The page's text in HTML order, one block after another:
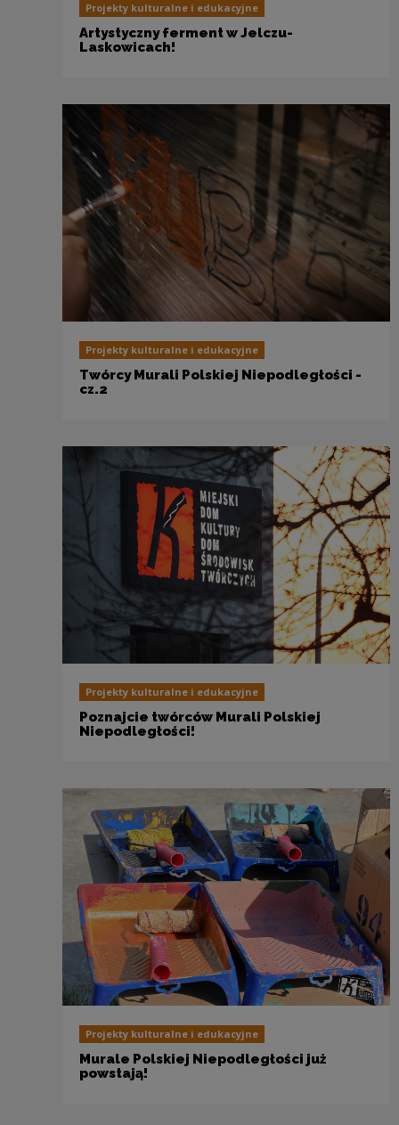
Projekty kulturalne i edukacyjne
Artystyczny ferment w Jelczu-
Laskowicach!
Projekty kulturalne i edukacyjne
Twórcy Murali Polskiej Niepodległości -
cz.2
Projekty kulturalne i edukacyjne
Poznajcie twórców Murali Polskiej
Niepodległości!
Projekty kulturalne i edukacyjne
Murale Polskiej Niepodległości już
powstają!